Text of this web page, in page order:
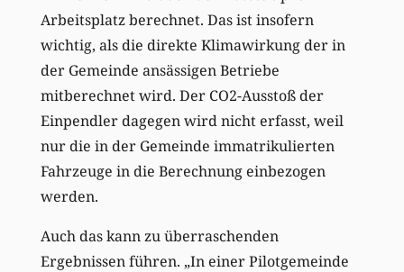
Arbeitsplatz berechnet. Das ist insofern
wichtig, als die direkte Klimawirkung der in
der Gemeinde ansässigen Betriebe
mitberechnet wird. Der CO2-Ausstoß der
Einpendler dagegen wird nicht erfasst, weil
nur die in der Gemeinde immatrikulierten
Fahrzeuge in die Berechnung einbezogen
werden.
Auch das kann zu überraschenden
Ergebnissen führen. „In einer Pilotgemeinde